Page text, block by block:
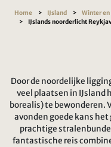
Home IJsland
Winter en
IJslands noorderlicht
Door de noordelijke
veel plaatsen in
borealis) te bewonderen.
avonden goede kans
prachtige
fantastische reis